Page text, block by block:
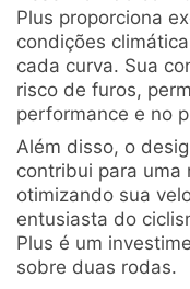
Plus proporciona
condições
cada curva. Sua
risco de furos,
performance e no
Além disso, o
contribui para uma
otimizando sua
entusiasta do
Plus é um
sobre duas rodas.